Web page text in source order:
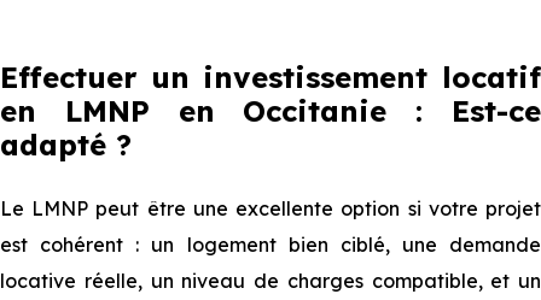
Effectuer un investissement locatif
en LMNP en Occitanie : Est-ce
adapté ?
Le LMNP peut être une excellente option si votre projet
est cohérent : un logement bien ciblé, une demande
locative réelle, un niveau de charges compatible, et un